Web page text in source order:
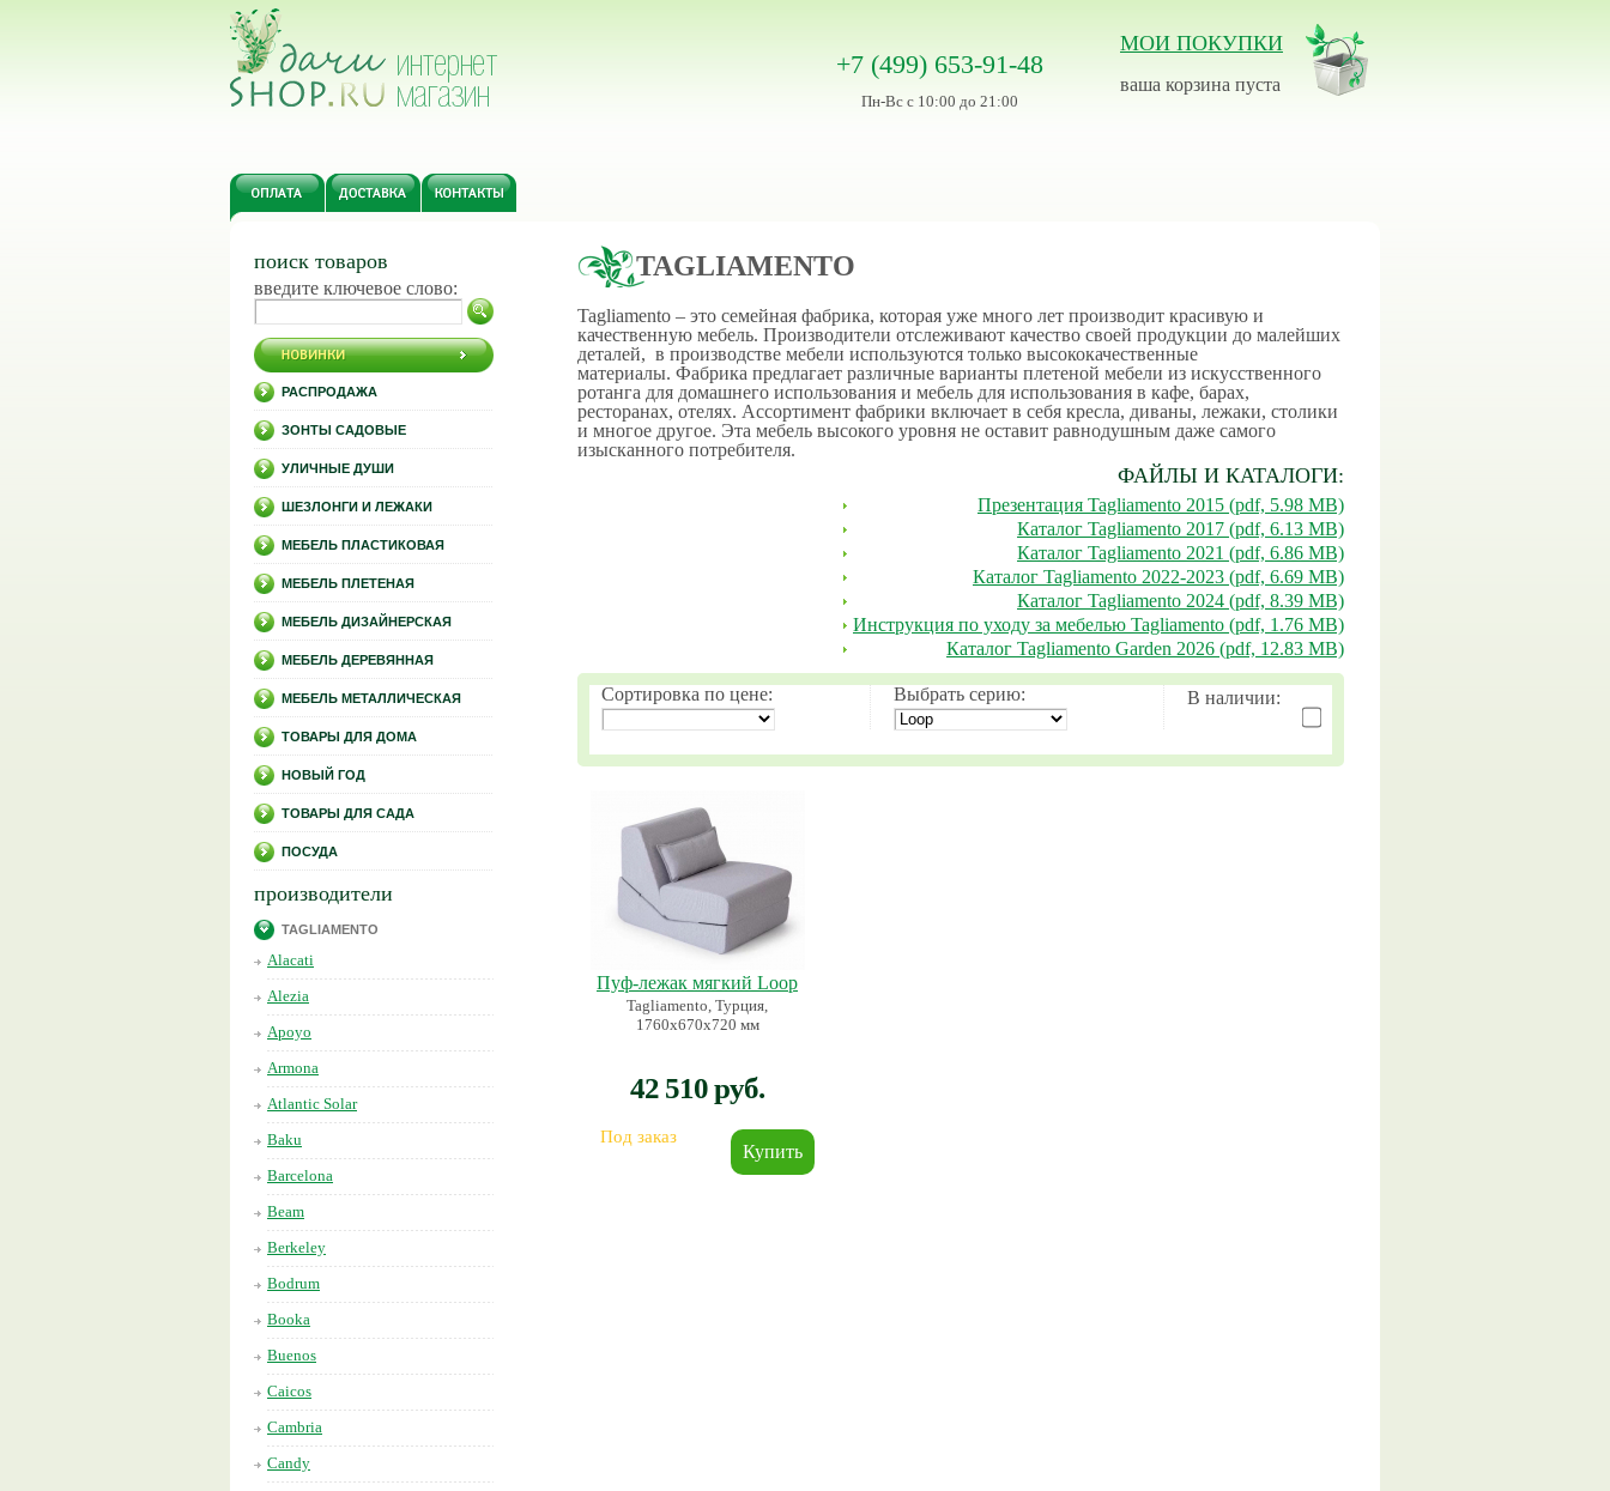
МОИ ПОКУПКИ
ваша корзина пуста
+7 (499) 653-91-48
Пн-Вс с 10:00 до 21:00
поиск товаров
введите ключевое слово:
РАСПРОДАЖА
ЗОНТЫ САДОВЫЕ
УЛИЧНЫЕ ДУШИ
ШЕЗЛОНГИ И ЛЕЖАКИ
МЕБЕЛЬ ПЛАСТИКОВАЯ
МЕБЕЛЬ ПЛЕТЕНАЯ
МЕБЕЛЬ ДИЗАЙНЕРСКАЯ
МЕБЕЛЬ ДЕРЕВЯННАЯ
МЕБЕЛЬ МЕТАЛЛИЧЕСКАЯ
ТОВАРЫ ДЛЯ ДОМА
НОВЫЙ ГОД
ТОВАРЫ ДЛЯ САДА
ПОСУДА
производители
TAGLIAMENTO
Alacati
Alezia
Apoyo
Armona
Atlantic Solar
Baku
Barcelona
Beam
Berkeley
Bodrum
Booka
Buenos
Caicos
Cambria
Candy
TAGLIAMENTO
Tagliamento – это семейная фабрика, которая уже много лет производит красивую и
качественную мебель. Производители отслеживают качество своей продукции до малейших
деталей, в производстве мебели используются только высококачественные
материалы. Фабрика предлагает различные варианты плетеной мебели из искусственного
ротанга для домашнего использования и мебель для использования в кафе, барах,
ресторанах, отелях. Ассортимент фабрики включает в себя кресла, диваны, лежаки, столики
и многое другое. Эта мебель высокого уровня не оставит равнодушным даже самого
изысканного потребителя.
ФАЙЛЫ И КАТАЛОГИ:
Презентация Tagliamento 2015 (pdf, 5.98 MB)
Каталог Tagliamento 2017 (pdf, 6.13 MB)
Каталог Tagliamento 2021 (pdf, 6.86 MB)
Каталог Tagliamento 2022-2023 (pdf, 6.69 MB)
Каталог Tagliamento 2024 (pdf, 8.39 MB)
Инструкция по уходу за мебелью Tagliamento (pdf, 1.76 MB)
Каталог Tagliamento Garden 2026 (pdf, 12.83 MB)
Сортировка по цене: Выбрать серию: В наличии:
Пуф-лежак мягкий Loop
Tagliamento, Турция,
1760х670х720 мм
42 510 руб.
Под заказ